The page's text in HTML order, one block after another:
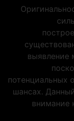
потенциальных
шансах.
внимание